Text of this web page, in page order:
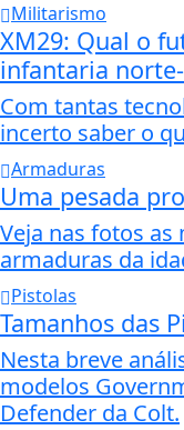
Militarismo
XM29: Qual o
infantaria
Com tantas
incerto saber o
Armaduras
Uma pesada
Veja nas fotos as
armaduras da
Pistolas
Tamanhos das
Nesta breve
modelos
Defender da Colt.